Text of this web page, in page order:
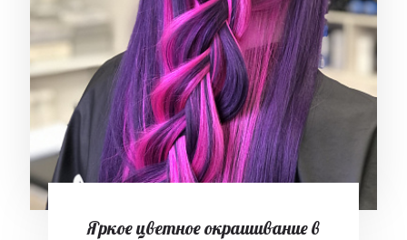
Яркое цветное окрашивание в